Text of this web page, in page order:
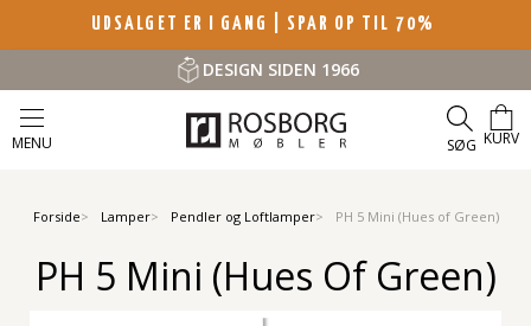
UDSALGET ER I GANG | SPAR OP TIL 70%
DESIGN SIDEN 1966
MENU SØG KURV
Forside Lamper Pendler og Loftlamper PH 5 Mini (Hues of Green)
PH 5 Mini (Hues Of Green)